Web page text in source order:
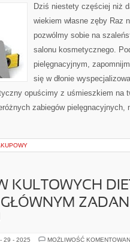
Dziś niestety częściej niż
wiekiem własne zęby Raz
pozwólmy sobie na
salonu kosmetycznego.
pielęgnacyjnym,
się w dłonie
opuścimy z uśmieszkiem na
zabiegów
KULTOWYCH
GŁÓWNYM
29 - 2025 MOŻLIWOŚĆ